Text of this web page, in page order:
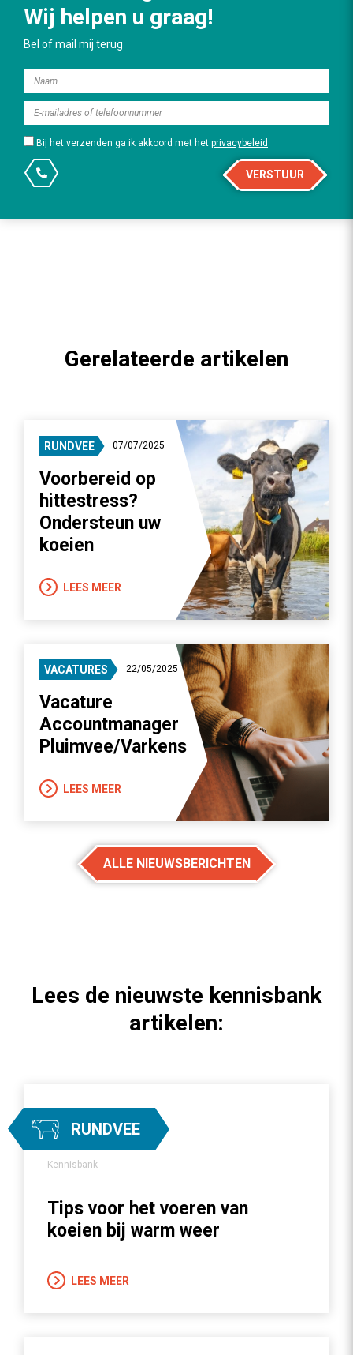
Wij helpen u graag!
Bel of mail mij terug
Bij het verzenden ga ik akkoord met het privacybeleid .
VERSTUUR
Gerelateerde artikelen
RUNDVEE 07/07/2025
Voorbereid op
hittestress?
Ondersteun uw
koeien
LEES MEER
VACATURES 22/05/2025
Vacature
Accountmanager
Pluimvee/Varkens
LEES MEER
ALLE NIEUWSBERICHTEN
Lees de nieuwste kennisbank
artikelen:
RUNDVEE
Kennisbank
Tips voor het voeren van
koeien bij warm weer
LEES MEER